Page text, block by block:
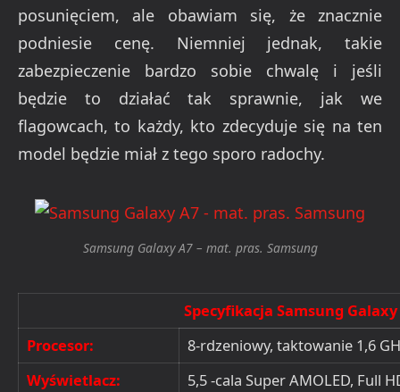
posunięciem, ale obawiam się, że znacznie
podniesie cenę. Niemniej jednak, takie
zabezpieczenie bardzo sobie chwalę i jeśli
będzie to działać tak sprawnie, jak we
flagowcach, to każdy, kto zdecyduje się na ten
model będzie miał z tego sporo radochy.
Samsung Galaxy A7 – mat. pras. Samsung
Specyfikacja Samsung Galaxy
Procesor:
8-rdzeniowy, taktowanie 1,6
Wyświetlacz:
5,5 -cala Super AMOLED, Full